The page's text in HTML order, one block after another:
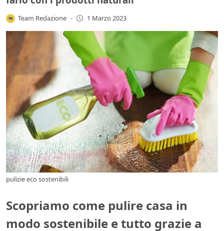
Team Redazione - 1 Marzo 2023
pulizie eco sostenibili
Scopriamo come pulire casa in
modo sostenibile e tutto grazie a